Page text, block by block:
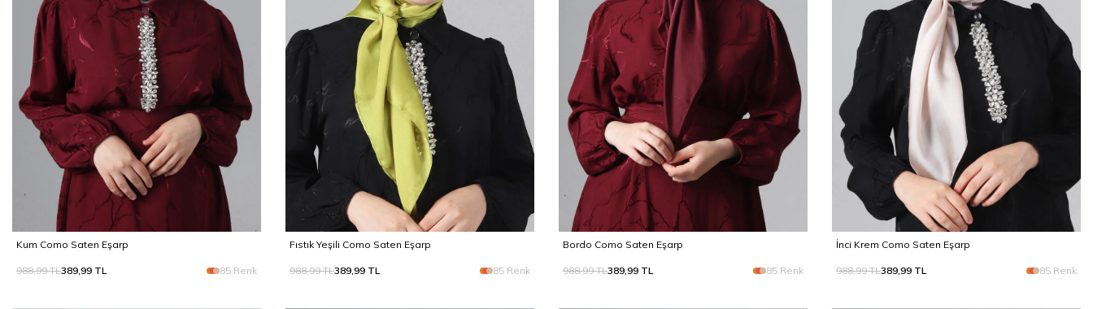
Kum Como Saten Eşarp
988,99TL389,99 TL 85 Renk
Fıstık Yeşili Como Saten Eşarp
988,99TL389,99 TL 85 Renk
Bordo Como Saten Eşarp
988,99TL389,99 TL 85 Renk
İnci Krem Como Saten Eşarp
988,99TL389,99 TL 85 Renk